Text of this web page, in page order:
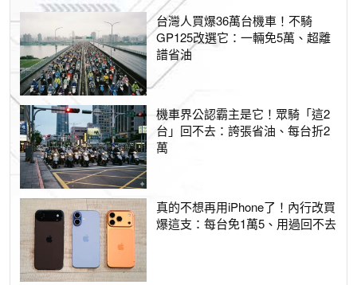
台灣人買爆36萬台機車！不騎
GP125改選它：一輛免5萬、超離
譜省油
機車界公認霸主是它！眾騎「這2
台」回不去：誇張省油、每台折2
萬
真的不想再用iPhone了！內行改買
爆這支：每台免1萬5、用過回不去